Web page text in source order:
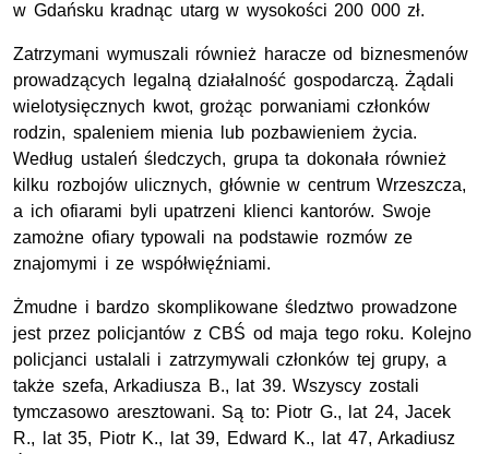
w Gdańsku kradnąc utarg w wysokości 200 000 zł.
Zatrzymani wymuszali również haracze od biznesmenów
prowadzących legalną działalność gospodarczą. Żądali
wielotysięcznych kwot, grożąc porwaniami członków
rodzin, spaleniem mienia lub pozbawieniem życia.
Według ustaleń śledczych, grupa ta dokonała również
kilku rozbojów ulicznych, głównie w centrum Wrzeszcza,
a ich ofiarami byli upatrzeni klienci kantorów. Swoje
zamożne ofiary typowali na podstawie rozmów ze
znajomymi i ze współwięźniami.
Żmudne i bardzo skomplikowane śledztwo prowadzone
jest przez policjantów z CBŚ od maja tego roku. Kolejno
policjanci ustalali i zatrzymywali członków tej grupy, a
także szefa, Arkadiusza B., lat 39. Wszyscy zostali
tymczasowo aresztowani. Są to: Piotr G., lat 24, Jacek
R., lat 35, Piotr K., lat 39, Edward K., lat 47, Arkadiusz